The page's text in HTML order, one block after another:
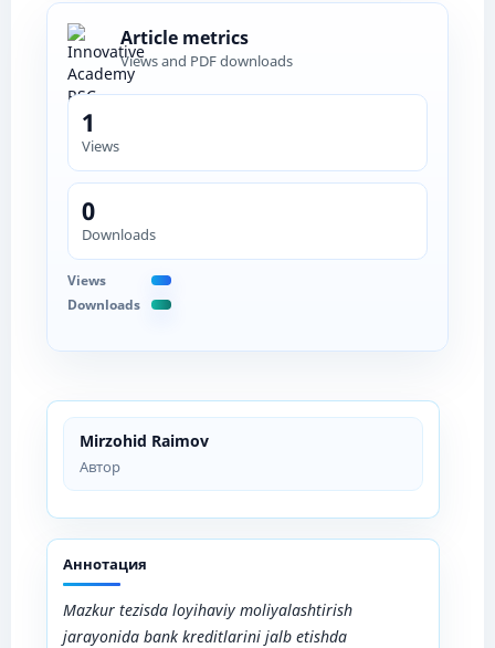
Mirzohid Raimov
Автор
Аннотация
Mazkur tezisda loyihaviy moliyalashtirish
jarayonida bank kreditlarini jalb etishda
Article metrics
Views and PDF downloads
1
Views
0
Downloads
Views
Downloads